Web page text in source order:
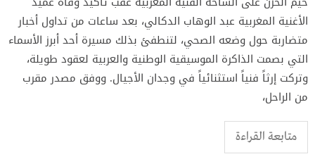
الأغنية المغربية عبد الوهاب الدكالي، بعد ساعات من تداول أخبار
متضاربة حول وضعه الصحي، لتنطفئ بذلك مسيرة أحد أبرز الأسماء
التي بصمت الذاكرة الموسيقية الوطنية والعربية لعقود طويلة،
وتركت إرثاً فنياً استثنائياً في وجدان الأجيال. ووفق مصدر مقرب
من الراحل،
متابعة القراءة